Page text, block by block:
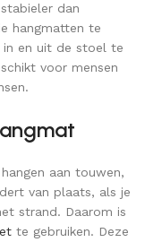
dan
hangmatten te
in en uit de stoel te
voor mensen
aan touwen,
van plaats, als je
strand. Daarom is
te gebruiken. Deze